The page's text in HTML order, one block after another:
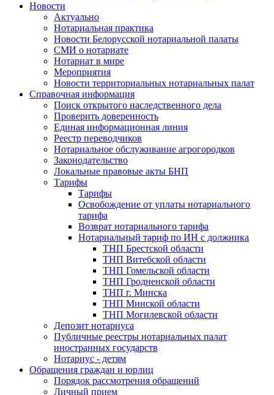
Новости
Актуально
Нотариальная практика
Новости Белорусской нотариальной палаты
СМИ о нотариате
Нотариат в мире
Мероприятия
Новости территориальных нотариальных палат
Справочная информация
Поиск открытого наследственного дела
Проверить доверенность
Единая информационная линия
Реестр переводчиков
Нотариальное обслуживание агрогородков
Законодательство
Локальные правовые акты БНП
Тарифы
Тарифы
Освобождение от уплаты нотариального
тарифа
Возврат нотариального тарифа
Нотариальный тариф по ИН с должника
ТНП Брестской области
ТНП Витебской области
ТНП Гомельской области
ТНП Гродненской области
ТНП г. Минска
ТНП Минской области
ТНП Могилевской области
Депозит нотариуса
Публичные реестры нотариальных палат
иностранных государств
Нотариус - детям
Обращения граждан и юрлиц
Порядок рассмотрения обращений
Личный прием